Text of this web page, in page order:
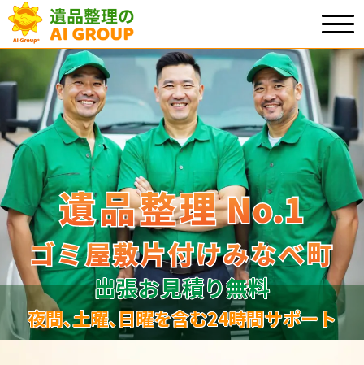
遺品整理No.1
ゴミ屋敷片付けみなべ町
遺品整理No.1
ゴミ屋敷片付けみなべ町
出張お見積り無料
夜間､土曜､日曜を含む24時間サポート